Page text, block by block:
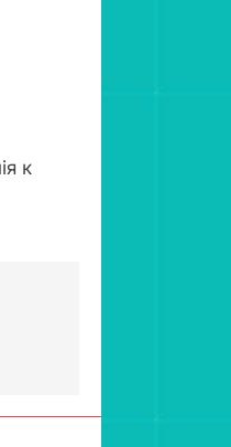
к